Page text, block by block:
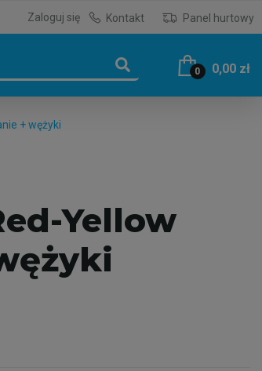
Zaloguj się Kontakt Panel hurtowy
0 0,00 zł
+ wężyki
Yellow